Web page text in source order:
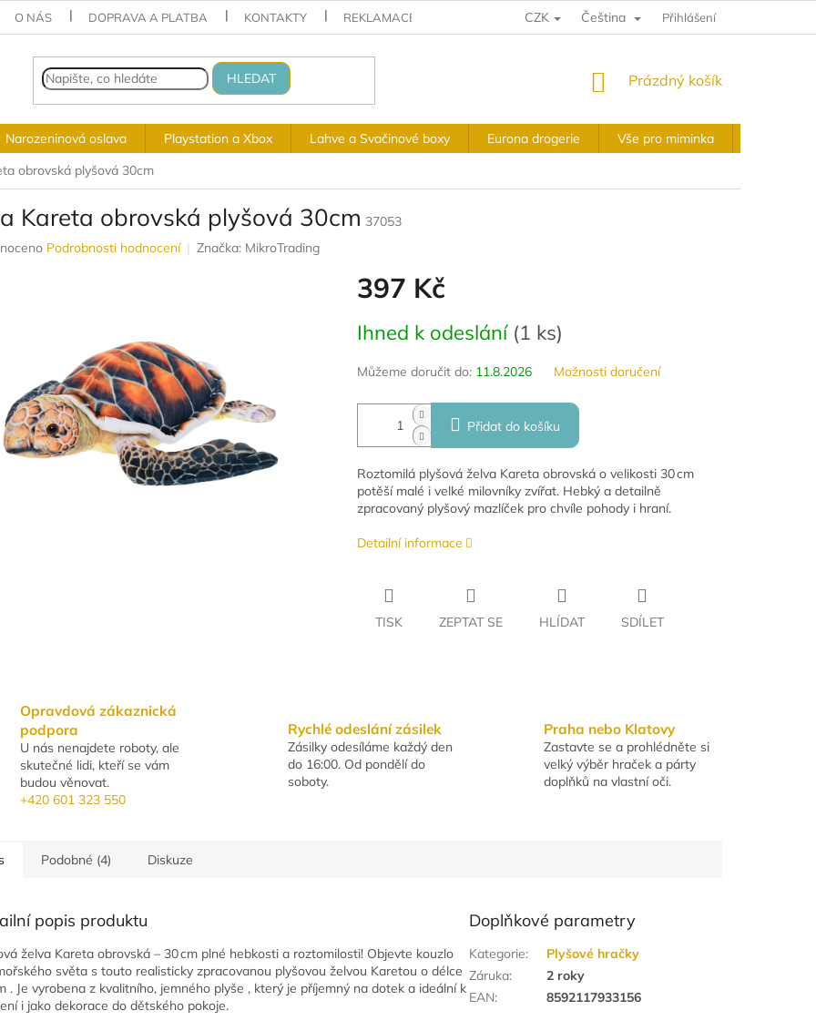
O NÁS DOPRAVA A PLATBA KONTAKTY REKLAMACE A VRÁCENÍ VÝKUPNÍ PODMÍNKY OBCHODNÍ PODMÍNKY
CZK Čeština Přihlášení
HLEDAT
NÁKUPNÍ
Prázdný košík
Narozeninová oslava Playstation a Xbox Lahve a Svačinové boxy Eurona drogerie Vše pro miminka
obrovská plyšová 30cm
Kareta obrovská plyšová 30cm 37053
Podrobnosti hodnocení Značka: MikroTrading
397 Kč
cena:
Ihned k odeslání (1 ks)
Můžeme doručit do: 11.8.2026 Možnosti doručení
Přidat do košíku
Roztomilá plyšová želva Kareta obrovská o velikosti 30 cm
potěší malé i velké milovníky zvířat. Hebký a detailně
zpracovaný plyšový mazlíček pro chvíle pohody i hraní.
Detailní informace
TISK ZEPTAT SE HLÍDAT SDÍLET
Opravdová zákaznická
podpora
U nás nenajdete roboty, ale
skutečné lidi, kteří se vám
budou věnovat.
+420 601 323 550
Rychlé odeslání zásilek
Zásilky odesíláme každý den
do 16:00. Od pondělí do
soboty.
Praha nebo Klatovy
Zastavte se a prohlédněte si
velký výběr hraček a párty
doplňků na vlastní oči.
Podobné (4) Diskuze
popis produktu
želva Kareta obrovská – 30 cm plné hebkosti a roztomilosti! Objevte kouzlo
světa s touto realisticky zpracovanou plyšovou želvou Karetou o délce
. Je vyrobena z kvalitního, jemného plyše , který je příjemný na dotek a ideální k
i jako dekorace do dětského pokoje.
Doplňkové parametry
Kategorie:
Plyšové hračky
Záruka:
2 roky
EAN: 8592117933156